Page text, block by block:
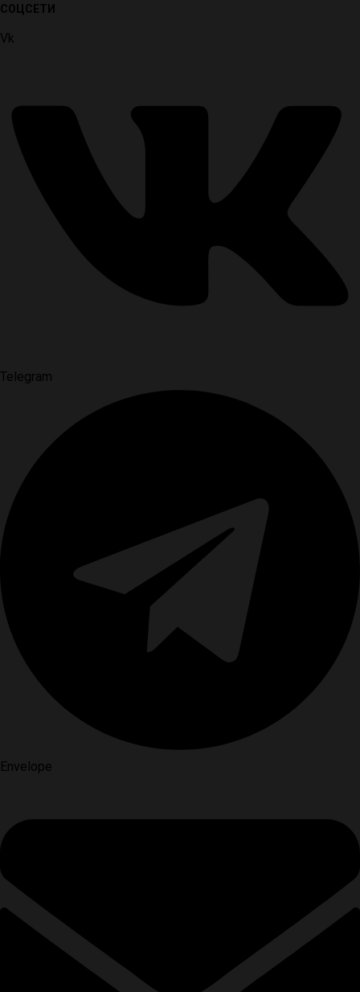
СОЦСЕТИ
Vk
Telegram
Envelope